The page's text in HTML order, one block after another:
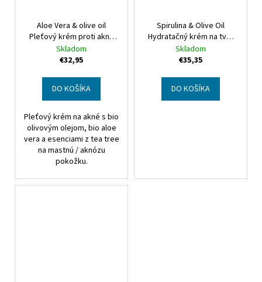
Aloe Vera & olive oil
Pleťový krém proti akné
Aloe Vera & olive oil Acne
prone skin face cream
Skladom
€32,95
DO KOŠÍKA
Pleťový krém na akné s bio
olivovým olejom, bio aloe
vera a esenciami z tea tree
na mastnú / aknózu
pokožku.
Spirulina & Olive Oil
Hydratačný krém na tvár
Spirulina & Olive Oil
Moisturising face cream
Skladom
€35,35
DO KOŠÍKA